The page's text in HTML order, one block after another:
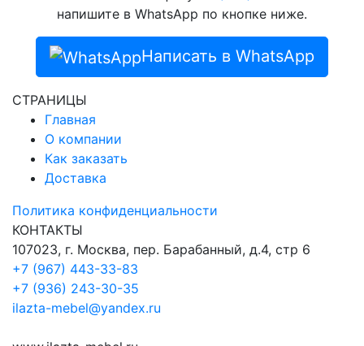
напишите в WhatsApp по кнопке ниже.
Написать в WhatsApp
СТРАНИЦЫ
Главная
О компании
Как заказать
Доставка
Политика конфиденциальности
КОНТАКТЫ
107023, г. Москва, пер. Барабанный, д.4, стр 6
+7 (967) 443-33-83
+7 (936) 243-30-35
ilazta-mebel@yandex.ru